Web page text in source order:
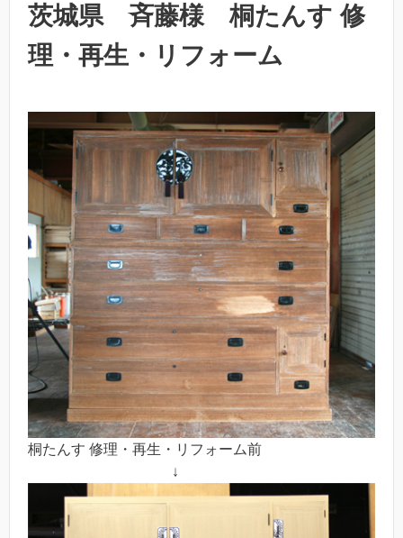
茨城県 斉藤様 桐たんす 修
理・再生・リフォーム
桐たんす 修理・再生・リフォーム前
↓